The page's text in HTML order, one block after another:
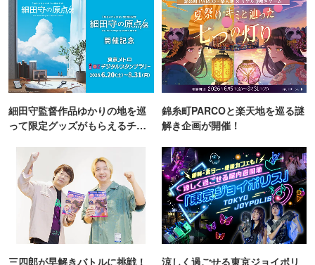
細田守監督作品ゆかりの地を巡
って限定グッズがもらえるチャ
錦糸町PARCOと楽天地を巡る謎
解き企画が開催！
三四郎が早解きバトルに挑戦！
涼しく過ごせる東京ジョイポリ